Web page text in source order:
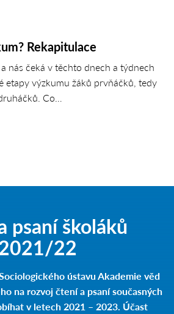
Rekapitulace
nás čeká v těchto dnech a týdnech
etapy výzkumu žáků prvňáčků, tedy
Co…
psaní školáků
22
ústavu Akademie věd
na rozvoj čtení a psaní současných
v letech 2021 – 2023. Účast